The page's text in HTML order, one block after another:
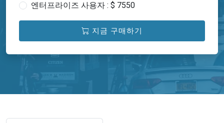
엔터프라이즈 사용자 : $ 7550
지금 구매하기